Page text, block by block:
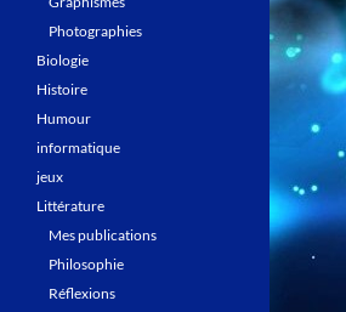
Photographies
Biologie
Histoire
Humour
informatique
jeux
Littérature
Mes publications
Philosophie
Réflexions